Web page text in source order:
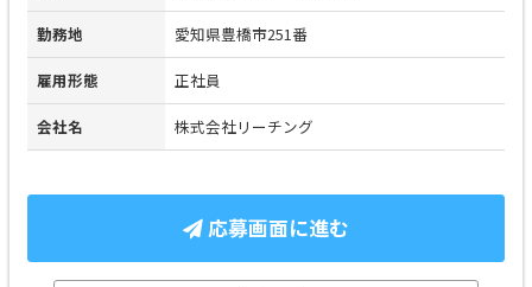
勤務地 愛知県豊橋市251番
雇用形態 正社員
会社名 株式会社リーチング
応募画面に進む